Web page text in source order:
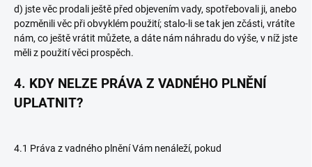
d) jste věc prodali ještě před objevením vady, spotřebovali ji, anebo
pozměnili věc při obvyklém použití; stalo-li se tak jen zčásti, vrátíte
nám, co ještě vrátit můžete, a dáte nám náhradu do výše, v níž jste
měli z použití věci prospěch.
4. KDY NELZE PRÁVA Z VADNÉHO PLNĚNÍ
UPLATNIT?
4.1 Práva z vadného plnění Vám nenáleží, pokud